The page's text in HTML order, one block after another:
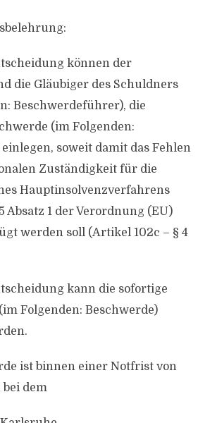
können der
die Gläubiger des Schuldners
Beschwerdeführer), die
(im Folgenden:
soweit damit das Fehlen
Zuständigkeit für die
Hauptinsolvenzverfahrens
Absatz 1 der Verordnung (EU)
werden soll (Artikel 102c – § 4
kann die sofortige
Folgenden: Beschwerde)
ist binnen einer Notfrist von
bei dem